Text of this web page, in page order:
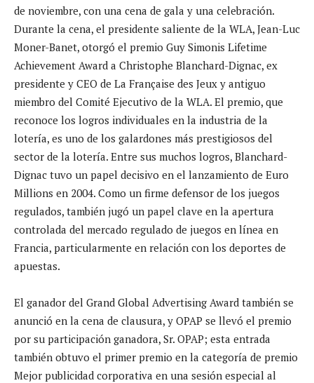
de noviembre, con una cena de gala y una celebración.
Durante la cena, el presidente saliente de la WLA, Jean-Luc
Moner-Banet, otorgó el premio Guy Simonis Lifetime
Achievement Award a Christophe Blanchard-Dignac, ex
presidente y CEO de La Française des Jeux y antiguo
miembro del Comité Ejecutivo de la WLA. El premio, que
reconoce los logros individuales en la industria de la
lotería, es uno de los galardones más prestigiosos del
sector de la lotería. Entre sus muchos logros, Blanchard-
Dignac tuvo un papel decisivo en el lanzamiento de Euro
Millions en 2004. Como un firme defensor de los juegos
regulados, también jugó un papel clave en la apertura
controlada del mercado regulado de juegos en línea en
Francia, particularmente en relación con los deportes de
apuestas.
El ganador del Grand Global Advertising Award también se
anunció en la cena de clausura, y OPAP se llevó el premio
por su participación ganadora, Sr. OPAP; esta entrada
también obtuvo el primer premio en la categoría de premio
Mejor publicidad corporativa en una sesión especial al